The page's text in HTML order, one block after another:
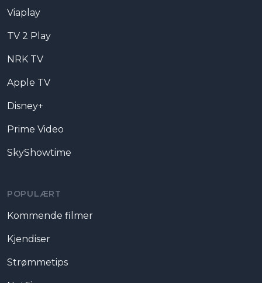
Viaplay
TV 2 Play
NRK TV
Apple TV
Disney+
Prime Video
SkyShowtime
POPULÆRT
Kommende filmer
Kjendiser
Strømmetips